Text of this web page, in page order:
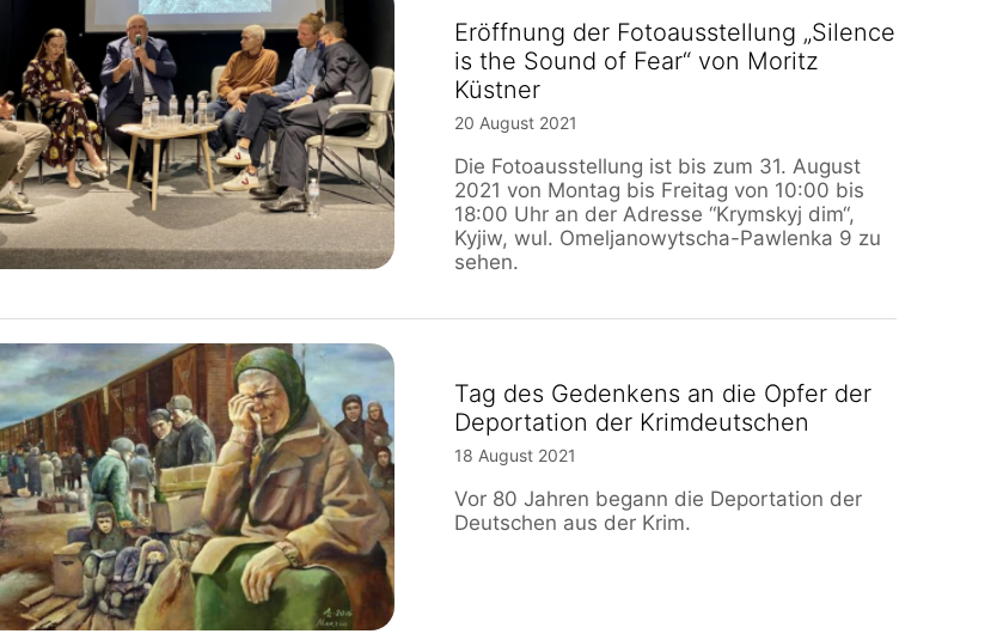
Eröffnung der Fotoausstellung „Silence
is the Sound of Fear“ von Moritz
Küstner
20 August 2021
Die Fotoausstellung ist bis zum 31. August
2021 von Montag bis Freitag von 10:00 bis
18:00 Uhr an der Adresse “Krymskyj dim“,
Kyjiw, wul. Omeljanowytscha-Pawlenka 9 zu
sehen.
Tag des Gedenkens an die Opfer der
Deportation der Krimdeutschen
18 August 2021
Vor 80 Jahren begann die Deportation der
Deutschen aus der Krim.